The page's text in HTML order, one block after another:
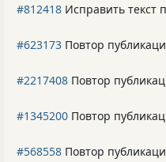
#812418 Исправить текст
#623173 Повтор
#2217408 Повтор
#1345200 Повтор
#568558 Повтор